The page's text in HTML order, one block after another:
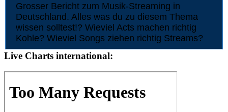
Grosser Bericht zum Musik-Streaming in
Deutschland. Alles was du zu diesem Thema
wissen solltest!? Wieviel Acts machen richtig
Kohle? Wieviel Songs ziehen richtig Streams?
Live Charts international: